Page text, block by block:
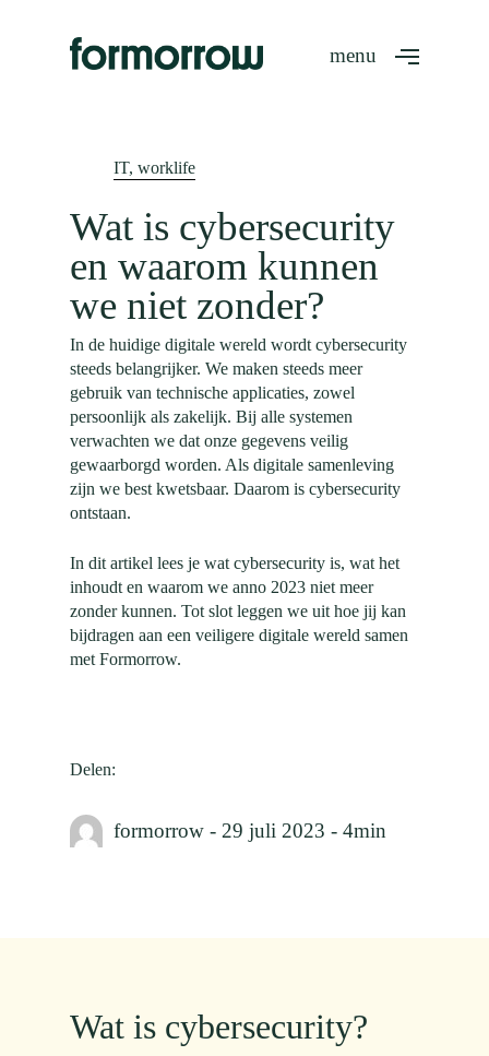
Menu
IT, worklife
Wat is cybersecurity
en waarom kunnen
we niet zonder?
In de huidige digitale wereld wordt cybersecurity
steeds belangrijker. We maken steeds meer
gebruik van technische applicaties, zowel
persoonlijk als zakelijk. Bij alle systemen
verwachten we dat onze gegevens veilig
gewaarborgd worden. Als digitale samenleving
zijn we best kwetsbaar. Daarom is cybersecurity
ontstaan.
In dit artikel lees je wat cybersecurity is, wat het
inhoudt en waarom we anno 2023 niet meer
zonder kunnen.Tot slot leggen we uit hoe jij kan
bijdragen aan een veiligere digitale wereld samen
met Formorrow.
Delen:
formorrow - 29 juli 2023 - 4min
Wat is cybersecurity?